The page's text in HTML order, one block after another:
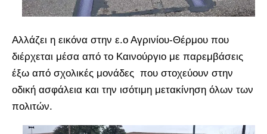
Αλλάζει η εικόνα στην ε.ο Αγρινίου-Θέρμου που
διέρχεται μέσα από το Καινούργιο με παρεμβάσεις
έξω από σχολικές μονάδες που στοχεύουν στην
οδική ασφάλεια και την ισότιμη μετακίνηση όλων των
πολιτών.